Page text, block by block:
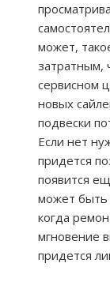
может,
затратным,
сервисном
новых
подвески
Если нет
придется
появится
может быть
когда
мгновение
придется